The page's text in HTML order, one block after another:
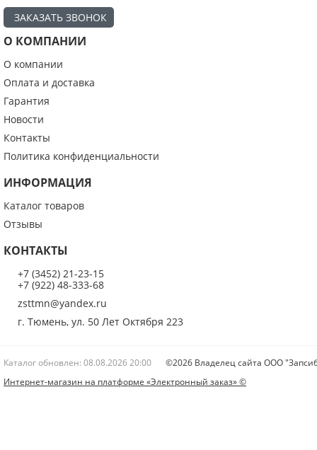
Введите код с картинки:
Я даю согласие на обработку моих персональных данных
ОПУБЛИКОВАТЬ
Нажатием на кнопку «Опубликовать» я даю свое согласие на обработку
персональных данных в соответствии с
ЗАКАЗАТЬ ЗВОНОК
О КОМПАНИИ
О компании
Оплата и доставка
Гарантия
Новости
Контакты
Политика конфиденциальности
ИНФОРМАЦИЯ
Каталог товаров
Отзывы
КОНТАКТЫ
+7 (3452) 21-23-15
+7 (922) 48-333-68
zsttmn@yandex.ru
г. Тюмень, ул. 50 Лет Октября 223
Каталог обновлен: 08.08.2026 20:00
©2026 Владелец сайта ООО
Интернет-магазин на платформе «Электронный заказ» ©